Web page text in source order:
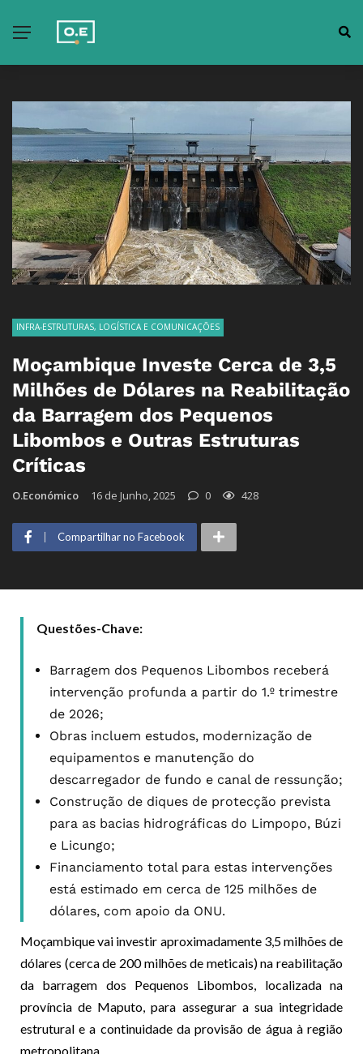
INFRA-ESTRUTURAS, LOGÍSTICA E COMUNICAÇÕES
Moçambique Investe Cerca de 3,5
Milhões de Dólares na Reabilitação
da Barragem dos Pequenos
Libombos e Outras Estruturas
Críticas
O.Económico 16 de Junho, 2025 0 428
Compartilhar no Facebook
Questões-Chave:
Barragem dos Pequenos Libombos receberá
intervenção profunda a partir do 1.º trimestre
de 2026;
Obras incluem estudos, modernização de
equipamentos e manutenção do
descarregador de fundo e canal de ressunção;
Construção de diques de protecção prevista
para as bacias hidrográficas do Limpopo, Búzi
e Licungo;
Financiamento total para estas intervenções
está estimado em cerca de 125 milhões de
dólares, com apoio da ONU.
Moçambique vai investir aproximadamente 3,5 milhões de
dólares (cerca de 200 milhões de meticais) na reabilitação
da barragem dos Pequenos Libombos, localizada na
província de Maputo, para assegurar a sua integridade
estrutural e a continuidade da provisão de água à região
metropolitana.